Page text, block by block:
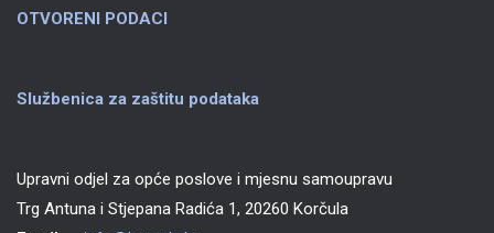
OTVORENI PODACI
Službenica za zaštitu podataka
Upravni odjel za opće poslove i mjesnu samoupravu
Trg Antuna i Stjepana Radića 1, 20260 Korčula